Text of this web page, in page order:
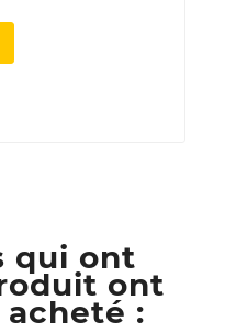
qui ont
ont
: